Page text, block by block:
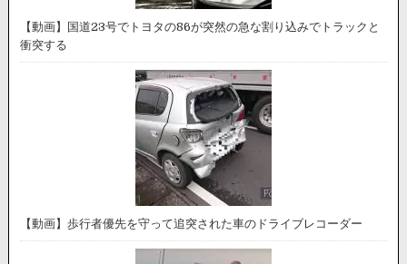
【動画】国道23号でトヨタの86が突然の急な割り込みでトラックと
衝突する
【動画】歩行者優先を守って追突された車のドライブレコーダー